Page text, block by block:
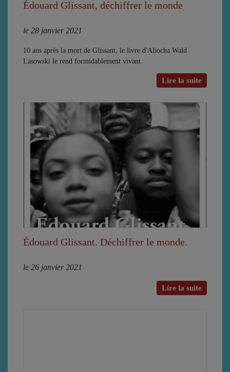
Édouard Glissant, déchiffrer le monde
le 28 janvier 2021
10 ans après la mort de Glissant, le livre d'Aliocha Wald
Lasowski le rend formidablement vivant.
Lire la suite
Édouard Glissant. Déchiffrer le monde.
le 26 janvier 2021
Lire la suite